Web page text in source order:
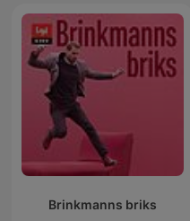
Brinkmanns briks